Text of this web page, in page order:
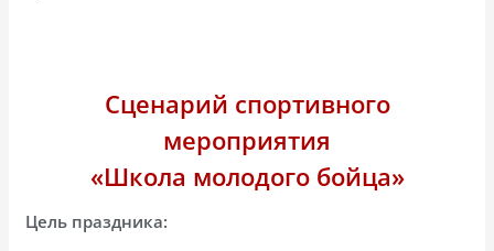
Сценарий спортивного
мероприятия
«Школа молодого бойца»
Цель праздника: